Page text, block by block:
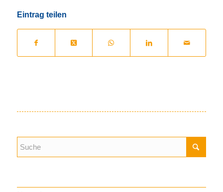
Eintrag teilen